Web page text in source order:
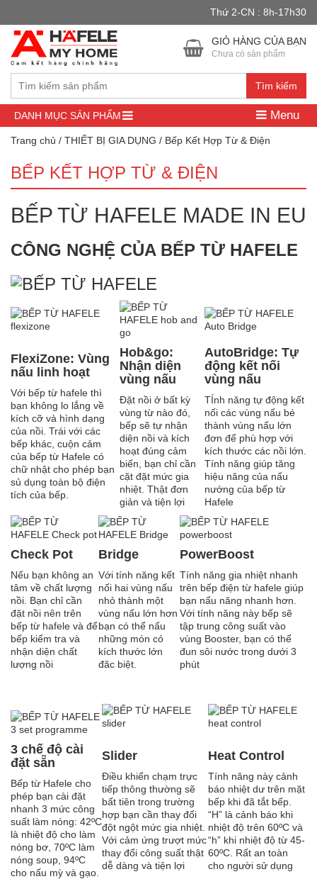
Thứ 2-CN : 8h-17h30
Tìm kiếm
GIỎ HÀNG CỦA BẠN
Chưa có sản phẩm
DANH MỤC SẢN PHẨM Menu
Trang chủ / THIẾT BỊ GIA DỤNG / Bếp Kết Hợp Từ & Điện
BẾP KẾT HỢP TỪ & ĐIỆN
BẾP TỪ HAFELE MADE IN EU
CÔNG NGHỆ CỦA BẾP TỪ HAFELE
FlexiZone: Vùng
nấu linh hoạt
Với bếp từ hafele thì
bạn không lo lắng về
kích cỡ và hình dạng
của nồi. Trái với các
bếp khác, cuộn cảm
của bếp từ Hafele có
chữ nhật cho phép bạn
sủ dụng toàn bộ điện
tích của bếp.
Hob&go:
Nhận diện
vùng nấu
Đặt nồi ở bất kỳ
vùng từ nào đó,
bếp sẽ tự nhận
diện nồi và kích
hoạt đúng cảm
biến, bạn chỉ cần
cặt đặt mức gia
nhiệt. Thật đơn
giản và tiện lợi
AutoBridge: Tự
động kết nối
vùng nấu
TÍnh năng tự động kết
nối các vùng nấu bé
thành vùng nấu lớn
đơn để phù hợp với
kích thước các nồi lớn.
Tính năng giúp tăng
hiệu năng của nấu
nướng của bếp từ
Hafele
Check Pot
Nếu bạn không an
tâm về chất lượng
nồi. Bạn chỉ cần
đặt nồi nên trên
bếp từ hafele và để
bếp kiểm tra và
nhận diện chất
lượng nồi
Bridge
Với tính năng kết
nối hai vùng nấu
nhỏ thành một
vùng nấu lớn hơn
bạn có thể nấu
những món có
kích thước lớn
đăc biệt.
PowerBoost
Tính năng gia nhiệt nhanh
trên bếp điện từ hafele giúp
bạn nấu năng nhanh hơn.
Với tính năng này bếp sẽ
tập trung công suất vào
vùng Booster, bạn có thể
đun sôi nước trong dưới 3
phút
3 chế độ cài
đặt sẵn
Bếp từ Hafele cho
phép bạn cài đặt
nhanh 3 mức công
suất làm nóng: 42ºC
là nhiệt độ cho làm
nóng bơ, 70ºC làm
nóng soup, 94ºC
cho nấu mỳ và gạo.
Slider
Điều khiển chạm trực
tiếp thông thường sẽ
bất tiên trong trường
hợp bạn cần thay đổi
đột ngột mức gia nhiệt.
Với cảm ứng trượt mức
thay đổi công suất thật
dễ dàng và tiện lợi
Heat Control
Tính năng này cảnh
báo nhiệt dư trên mặt
bếp khi đã tắt bếp.
“H” là cảnh báo khi
nhiệt độ trên 60ºC và
“h” khi nhiệt độ từ 45-
60ºC. Rất an toàn
cho người sử dụng
Đây là cửa hàng demo nhằm mục đích thử nghiệm — các đơn hàng
sẽ không có hiệu lực.